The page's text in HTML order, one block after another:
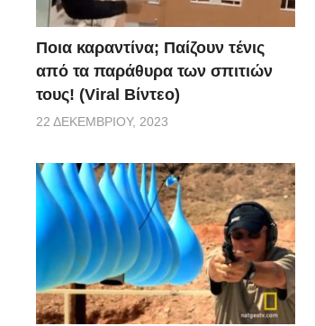
Ποια καραντίνα; Παίζουν τένις
από τα παράθυρα των σπιτιών
τους! (Viral Βίντεο)
22 ΔΕΚΕΜΒΡΊΟΥ, 2023